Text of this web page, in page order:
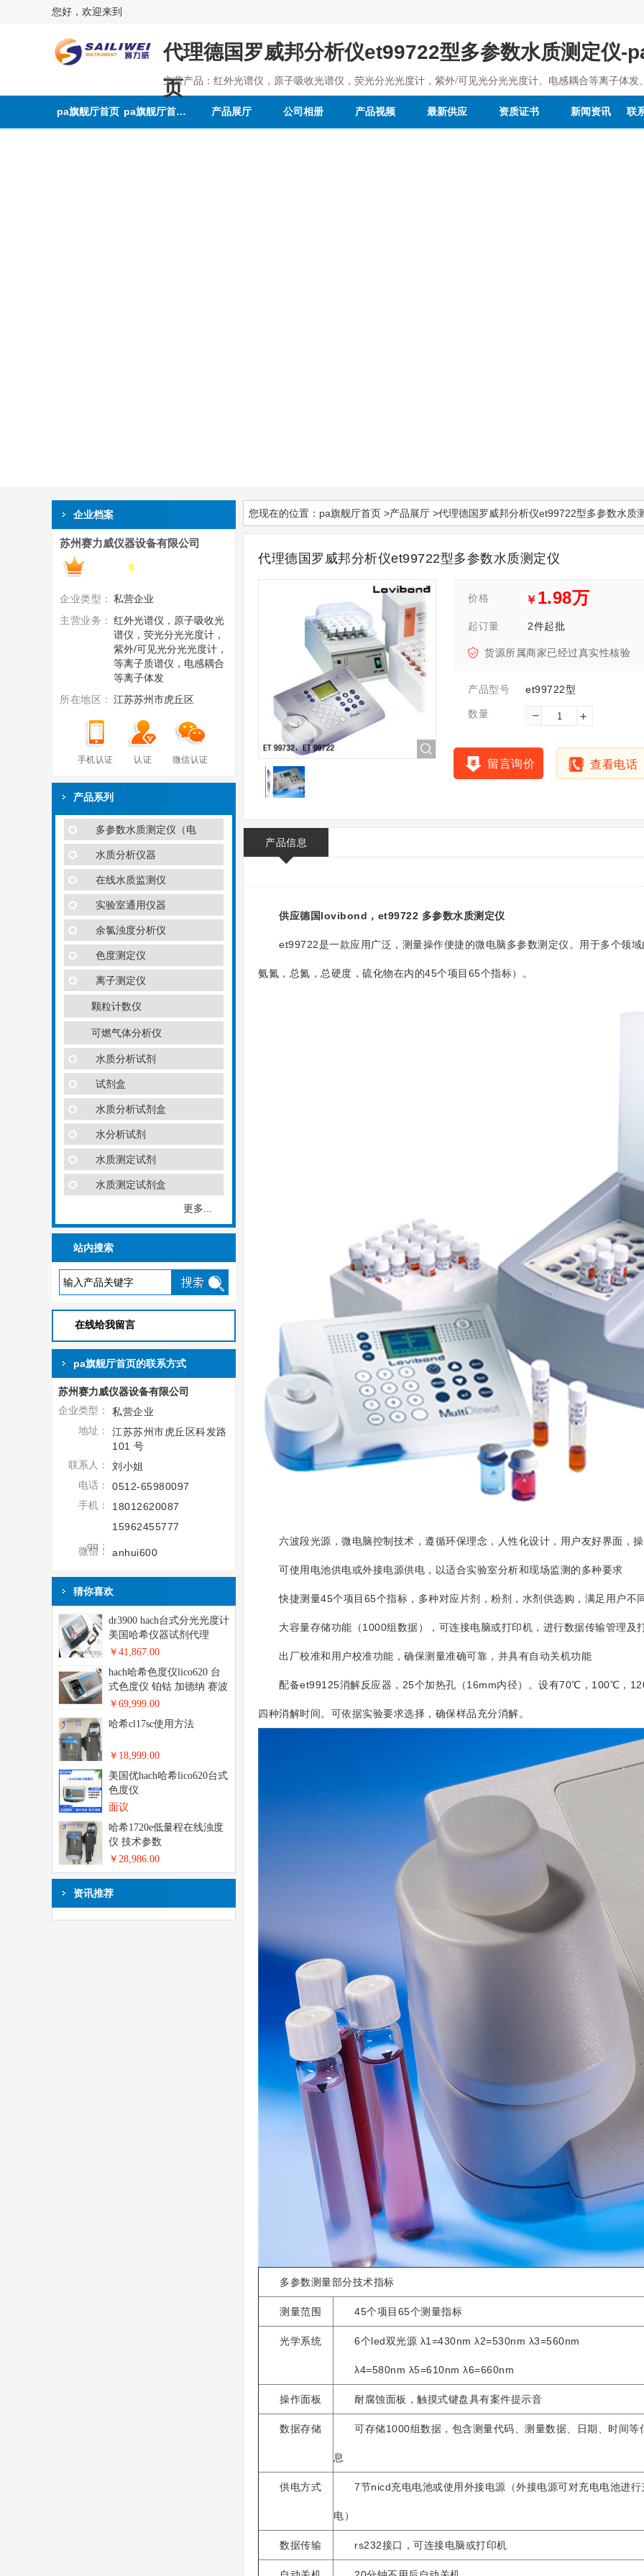
您好，欢迎来到
代理德国罗威邦分析仪et99722型多参数水质测定仪-
页
主营产品：红外光谱仪，原子吸收光谱仪，荧光分光光度计，紫外/可见光分光光度计、电感耦合等离子体发
pa旗舰厅首页 pa旗舰厅首页的介绍 产品展厅 公司相册 产品视频 最新供应 资质证书 新闻资讯
您现在的位置： pa旗舰厅首页 >产品展厅 >代理德国罗威邦分析仪et99722型多参数水质
代理德国罗威邦分析仪et99722型多参数水质测定仪
价格 ￥ 1.98万
起订量 2件起批
货源所属商家已经过真实性核验
产品型号 et99722型
数量
留言询价 查看电话
产品信息
供应德国lovibond，et99722 多参数水质测定仪
et99722是一款应用广泛，测量操作便捷的微电脑多参数测定仪。用于多个领域
氨氮，总氮，总硬度，硫化物在内的45个项目65个指标）。
六波段光源，微电脑控制技术，遵循环保理念，人性化设计，用户友好界面，
可使用电池供电或外接电源供电，以适合实验室分析和现场监测的多种要求
快捷测量45个项目65个指标，多种对应片剂，粉剂，水剂供选购，满足用户不
大容量存储功能（1000组数据），可连接电脑或打印机，进行数据传输管理及
出厂校准和用户校准功能，确保测量准确可靠，并具有自动关机功能
配备et99125消解反应器，25个加热孔（16mm内径）。设有70℃，100℃，
四种消解时间。可依据实验要求选择，确保样品充分消解。
多参数测量部分技术指标
测量范围 45个项目65个测量指标
光学系统 6个led双光源 λ1=430nm λ2=530nm λ3=560nm
λ4=580nm λ5=610nm λ6=660nm
操作面板 耐腐蚀面板，触摸式键盘具有案件提示音
数据存储 可存储1000组数据，包含测量代码、测量数据、日期、时间等
息
供电方式 7节nicd充电电池或使用外接电源（外接电源可对充电电池进行
电）
数据传输 rs232接口，可连接电脑或打印机
企业档案
苏州赛力威仪器设备有限公司
搜了网会员第 6
企业类型： 私营企业
主营业务： 红外光谱仪，原子吸收光
谱仪，荧光分光光度计，
紫外/可见光分光光度计，
等离子质谱仪，电感耦合
等离子体发
所在地区： 江苏苏州市虎丘区
手机认证 认证 微信认证
产品系列
多参数水质测定仪（电
水质分析仪器
在线水质监测仪
实验室通用仪器
余氯浊度分析仪
色度测定仪
离子测定仪
颗粒计数仪
可燃气体分析仪
水质分析试剂
试剂盒
水质分析试剂盒
水分析试剂
水质测定试剂
水质测定试剂盒
更多...
站内搜索
在线给我留言
pa旗舰厅首页的联系方式
苏州赛力威仪器设备有限公司
企业类型：
私营企业
地址：
江苏苏州市虎丘区科发路
101 号
联系人：
刘小姐
电话：
0512-65980097
手机：
18012620087
15962455777
qq：
微信： anhui600
猜你喜欢
dr3900 hach台式分光光度计
美国哈希仪器试剂代理
￥41,867.00
hach哈希色度仪lico620 台
式色度仪 铂钴 加德纳 赛波
特
￥69,999.00
哈希cl17sc使用方法
￥18,999.00
美国优hach哈希lico620台式
色度仪
面议
哈希1720e低量程在线浊度
仪 技术参数
￥28,986.00
资讯推荐